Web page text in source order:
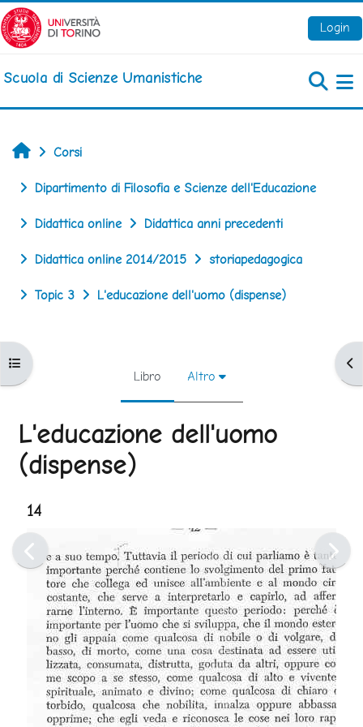
Vai al contenuto principale
Login
Scuola di Scienze Umanistiche
Apri indice del corso
Home
Corsi
Dipartimento di Filosofia e Scienze dell'Educazione
Didattica online Didattica anni precedenti
Didattica online 2014/2015 storiapedagogica
Topic 3 L'educazione dell'uomo (dispense)
Libro Altro
L'educazione dell'uomo
(dispense)
14